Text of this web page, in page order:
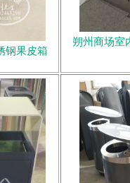
钢果皮箱
朔州商场室